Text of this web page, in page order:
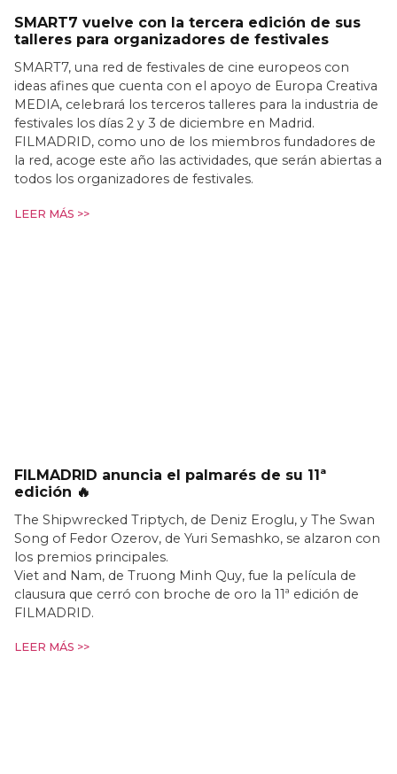
SMART7 vuelve con la tercera edición de sus
talleres para organizadores de festivales
SMART7, una red de festivales de cine europeos con
ideas afines que cuenta con el apoyo de Europa Creativa
MEDIA, celebrará los terceros talleres para la industria de
festivales los días 2 y 3 de diciembre en Madrid.
FILMADRID, como uno de los miembros fundadores de
la red, acoge este año las actividades, que serán abiertas a
todos los organizadores de festivales.
LEER MÁS >>
FILMADRID anuncia el palmarés de su 11ª
edición 🔥
The Shipwrecked Triptych, de Deniz Eroglu, y The Swan
Song of Fedor Ozerov, de Yuri Semashko, se alzaron con
los premios principales.
Viet and Nam, de Truong Minh Quy, fue la película de
clausura que cerró con broche de oro la 11ª edición de
FILMADRID.
LEER MÁS >>